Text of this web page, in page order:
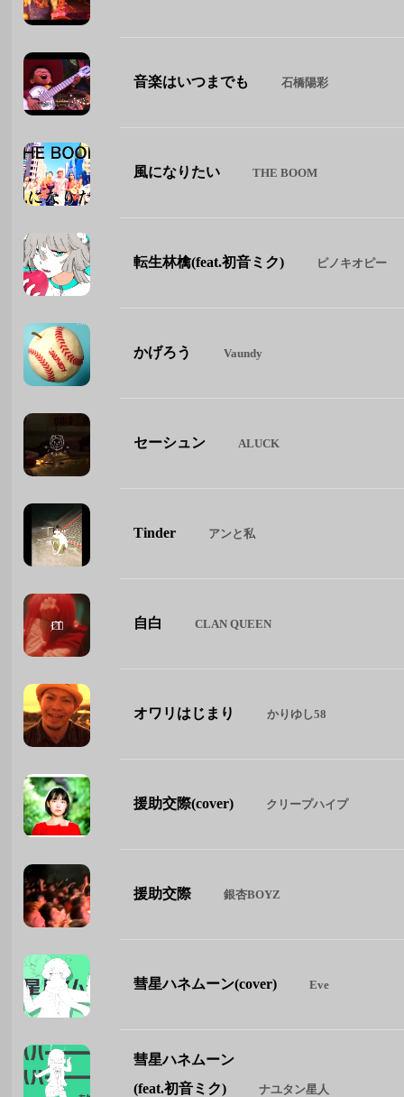
音楽はいつまでも 石橋陽彩
風になりたい THE BOOM
転生林檎(feat.初音ミク) ピノキオピー
かげろう Vaundy
セーシュン ALUCK
Tinder アンと私
自白 CLAN QUEEN
オワリはじまり かりゆし58
援助交際(cover) クリープハイプ
援助交際 銀杏BOYZ
彗星ハネムーン(cover) Eve
彗星ハネムーン
(feat.初音ミク)
ナユタン星人